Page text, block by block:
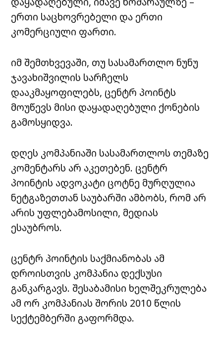
ერთი საცხოვრებელი და ერთი
კომერციული ფართი.
იმ შემთხვევაში, თუ სასამართლო ნუნუ
ჯავახიშვილის სარჩელს
დააკმაყოფილებს, ცენტრ პოინტს
მოუწევს მისი დაყადაღებული ქონების
გამოსყიდვა.
დღეს კომპანიაში სასამართლოს თემაზე
კომენტარს არ აკეთებენ. ცენტრ
პოინტის ადვოკატი ცოტნე მურღულია
ნეტგაზეთთან საუბარში ამბობს, რომ არ
არის უფლებამოსილი, მედიას
ესაუბროს.
ცენტრ პოინტის საქმიანობას ამ
დროისთვის კომპანია დექსუსი
განკარგავს. შესაბამისი ხელშეკრულება
ამ ორ კომპანიას შორის 2010 წლის
სექტემბერში გაფორმდა.